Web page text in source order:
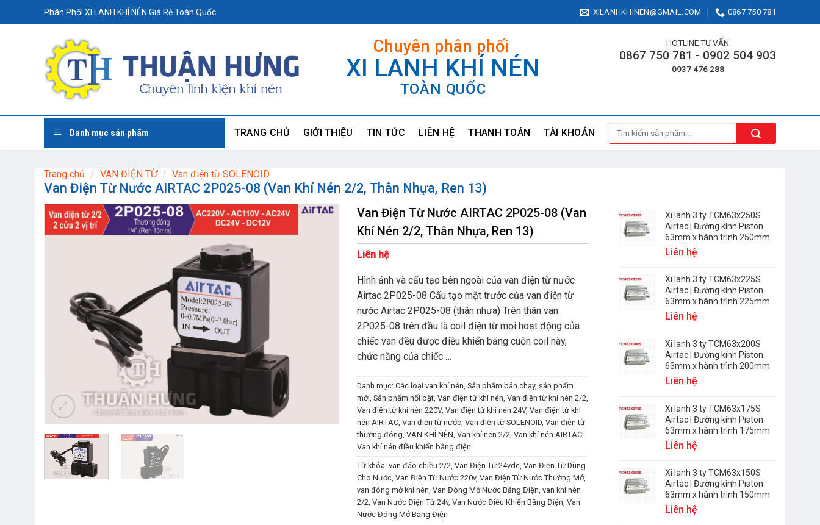
to
Phân Phối XI LANH KHÍ NÉN Giá Rẻ Toàn Quốc XILANHKHINEN@GMAIL.COM 0867 750 781
Chuyên phân phối
XI LANH KHÍ NÉN
TOÀN QUỐC
HOTLINE TƯ VẤN
0867 750 781 - 0902 504 903
0937 476 288
Danh mục sản phẩm TRANG CHỦ GIỚI THIỆU TIN TỨC LIÊN HỆ THANH TOÁN TÀI KHOẢN
Tìm
kiếm:
Trang chủ / VAN ĐIỆN TỪ / Van điện từ SOLENOID
Van Điện Từ Nước AIRTAC 2P025-08 (Van Khí Nén 2/2, Thân Nhựa, Ren 13)
Van Điện Từ Nước AIRTAC 2P025-08 (Van
Khí Nén 2/2, Thân Nhựa, Ren 13)
Liên hệ
Hình ảnh và cấu tạo bên ngoài của van điện từ nước
Airtac 2P025-08 Cấu tạo mặt trước của van điện từ
nước Airtac 2P025-08 (thân nhựa) Trên thân van
2P025-08 trên đầu là coil điện từ mọi hoạt động của
chiếc van đều được điều khiển bằng cuộn coil này,
chức năng của chiếc …
Danh mục: Các loại van khí nén, Sản phẩm bán chạy, sản phẩm
mới, Sản phẩm nổi bật, Van điện từ khí nén, Van điện từ khí nén 2/2,
Van điện từ khí nén 220V, Van điện từ khí nén 24V, Van điện từ khí
nén AIRTAC, Van điện từ nước, Van điện từ SOLENOID, Van điện từ
thường đóng, VAN KHÍ NÉN, Van khí nén 2/2, Van khí nén AIRTAC,
Van khí nén điều khiển bằng điện
Từ khóa: van đảo chiều 2/2, Van Điện Từ 24vdc, Van Điện Từ Dùng
Cho Nước, Van Điện Từ Nước 220v, Van Điện Từ Nước Thường Mở,
van đóng mở khí nén, Van Đóng Mở Nước Bằng Điện, van khí nén
2/2, Van Nước Điện Từ 24v, Van Nước Điều Khiển Bằng Điện, Van
Nước Đóng Mở Bằng Điện
Xi lanh 3 ty TCM63x250S
Airtac | Đường kính Piston
63mm x hành trình 250mm
Liên hệ
Xi lanh 3 ty TCM63x225S
Airtac | Đường kính Piston
63mm x hành trình 225mm
Liên hệ
Xi lanh 3 ty TCM63x200S
Airtac | Đường kính Piston
63mm x hành trình 200mm
Liên hệ
Xi lanh 3 ty TCM63x175S
Airtac | Đường kính Piston
63mm x hành trình 175mm
Liên hệ
Xi lanh 3 ty TCM63x150S
Airtac | Đường kính Piston
63mm x hành trình 150mm
Liên hệ